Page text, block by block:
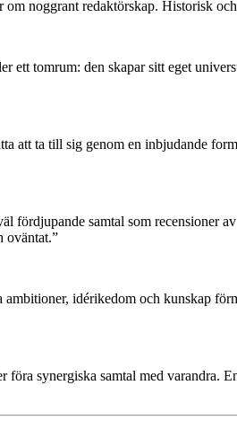
noggrant redaktörskap. Historisk
tomrum: den skapar sitt eget
att ta till sig genom en inbjudande
samtal som recensioner
oväntat.”
idérikedom och kunskap
synergiska samtal med varandra.